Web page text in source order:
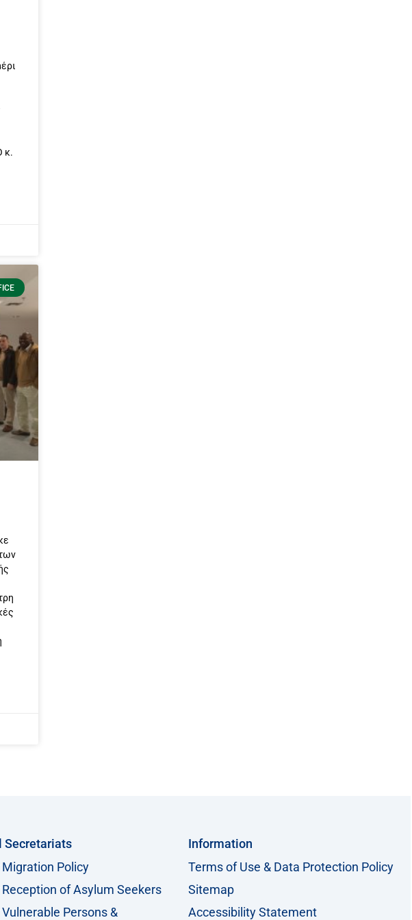
κ.
Secretariats
Migration Policy
Reception of Asylum Seekers
Vulnerable Persons &
Information
Terms of Use & Data Protection Policy
Sitemap
Accessibility Statement